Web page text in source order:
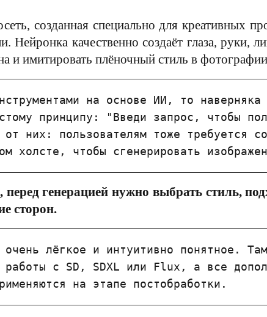
созданная специально для креативных
Нейронка качественно создаёт глаза, руки,
и имитировать плёночный стиль в
на основе ИИ, то
принципу: "Введи запрос, чтобы
них: пользователям тоже требуется
холсте, чтобы сгенерировать
генерацией нужно выбрать стиль,
сторон.
лёгкое и интуитивно понятное.
с SD, SDXL или Flux, а все
на этапе постобработки.